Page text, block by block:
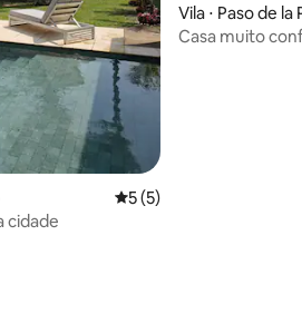
avaliações 5 de uma avaliação
5 (5)
cidade
Vila ⋅ Paso de la
Casa muito